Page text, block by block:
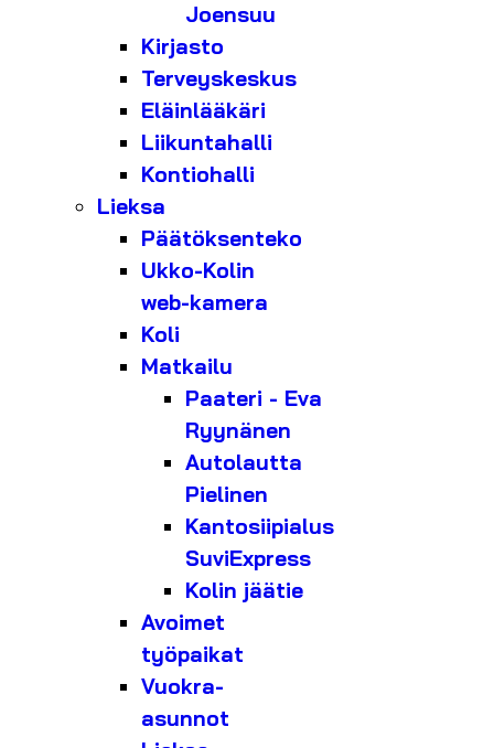
Joensuu
Kirjasto
Terveyskeskus
Eläinlääkäri
Liikuntahalli
Kontiohalli
Lieksa
Päätöksenteko
Ukko-Kolin
web-kamera
Koli
Matkailu
Paateri - Eva
Ryynänen
Autolautta
Pielinen
Kantosiipialus
SuviExpress
Kolin jäätie
Avoimet
työpaikat
Vuokra-
asunnot